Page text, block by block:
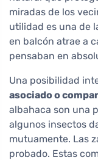
miradas de los
utilidad es una de
en balcón atrae a
pensaban en
Una posibilidad
asociado o
albahaca son una
algunos insectos
mutuamente. Las
probado. Estas